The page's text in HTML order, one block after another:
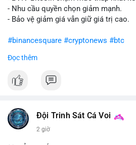
- Nhu cầu quyền chọn giảm mạnh.
- Bảo vệ giảm giá vẫn giữ giá trị cao.
#binancesquare #cryptonews #btc
$btc
#vlikevn #titanbot
Đọc thêm
Đội Trinh Sát Cá Voi
2 giờ